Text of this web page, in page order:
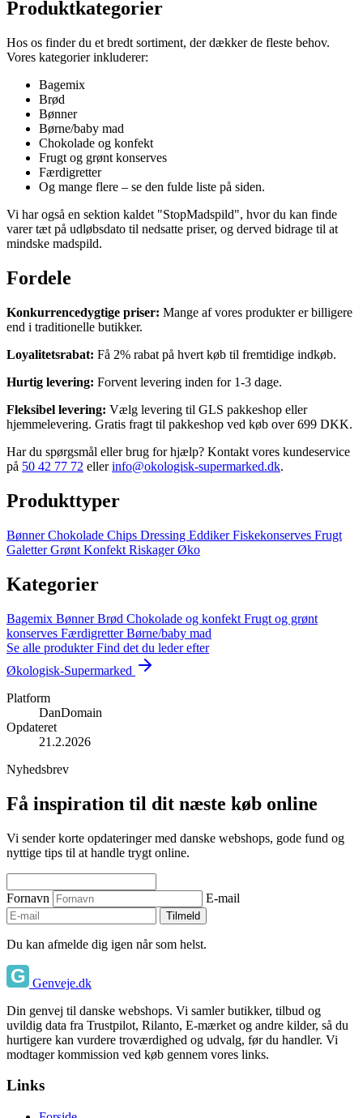
Produktkategorier
Hos os finder du et bredt sortiment, der dækker de fleste behov.
Vores kategorier inkluderer:
Bagemix
Brød
Bønner
Børne/baby mad
Chokolade og konfekt
Frugt og grønt konserves
Færdigretter
Og mange flere – se den fulde liste på siden.
Vi har også en sektion kaldet "StopMadspild", hvor du kan finde
varer tæt på udløbsdato til nedsatte priser, og derved bidrage til at
mindske madspild.
Fordele
Konkurrencedygtige priser: Mange af vores produkter er billigere
end i traditionelle butikker.
Loyalitetsrabat: Få 2% rabat på hvert køb til fremtidige indkøb.
Hurtig levering: Forvent levering inden for 1-3 dage.
Fleksibel levering: Vælg levering til GLS pakkeshop eller
hjemmelevering. Gratis fragt til pakkeshop ved køb over 699 DKK.
Har du spørgsmål eller brug for hjælp? Kontakt vores kundeservice
på 50 42 77 72 ellerinfo@okologisk-supermarked.dk.
Produkttyper
BønnerChokolade Chips Dressing EddikerFiskekonserves Frugt
GaletterGrønt Konfekt RiskagerØko
Kategorier
Bagemix BønnerBrød Chokolade og konfekt Frugt og grønt
konserves FærdigretterBørne/baby mad
Se alle produkterFind det du leder efter
Økologisk-Supermarked
Platform
DanDomain
Opdateret
21.2.2026
Nyhedsbrev
Få inspiration til dit næste køb online
Vi sender korte opdateringer med danske webshops, gode fund og
nyttige tips til at handle trygt online.
Fornavn E-mail
Tilmeld
Du kan afmelde dig igen når som helst.
Genveje.dk
Din genvej til danske webshops. Vi samler butikker, tilbud og
uvildig data fra Trustpilot, Rilanto, E-mærket og andre kilder, så du
hurtigere kan vurdere troværdighed og udvalg, før du handler. Vi
modtager kommission ved køb gennem vores links.
Links